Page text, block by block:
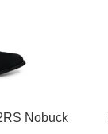
Nobuck